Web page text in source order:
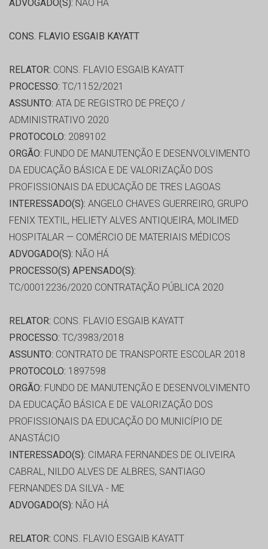
ADVOGADO(S): NÃO HÁ
CONS. FLAVIO ESGAIB KAYATT
RELATOR: CONS. FLAVIO ESGAIB KAYATT
PROCESSO: TC/1152/2021
ASSUNTO: ATA DE REGISTRO DE PREÇO /
ADMINISTRATIVO 2020
PROTOCOLO: 2089102
ORGÃO: FUNDO DE MANUTENÇÃO E DESENVOLVIMENTO
DA EDUCAÇÃO BÁSICA E DE VALORIZAÇÃO DOS
PROFISSIONAIS DA EDUCAÇÃO DE TRES LAGOAS
INTERESSADO(S): ANGELO CHAVES GUERREIRO, GRUPO
FENIX TEXTIL, HELIETY ALVES ANTIQUEIRA, MOLIMED
HOSPITALAR — COMÉRCIO DE MATERIAIS MÉDICOS
ADVOGADO(S): NÃO HÁ
PROCESSO(S) APENSADO(S):
TC/00012236/2020 CONTRATAÇÃO PÚBLICA 2020
RELATOR: CONS. FLAVIO ESGAIB KAYATT
PROCESSO: TC/3983/2018
ASSUNTO: CONTRATO DE TRANSPORTE ESCOLAR 2018
PROTOCOLO: 1897598
ORGÃO: FUNDO DE MANUTENÇÃO E DESENVOLVIMENTO
DA EDUCAÇÃO BÁSICA E DE VALORIZAÇÃO DOS
PROFISSIONAIS DA EDUCAÇÃO DO MUNICÍPIO DE
ANASTÁCIO
INTERESSADO(S): CIMARA FERNANDES DE OLIVEIRA
CABRAL, NILDO ALVES DE ALBRES, SANTIAGO
FERNANDES DA SILVA - ME
ADVOGADO(S): NÃO HÁ
RELATOR: CONS. FLAVIO ESGAIB KAYATT